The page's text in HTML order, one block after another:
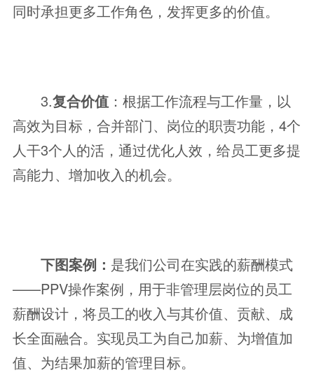
同时承担更多工作角色，发挥更多的价值。
3.复合价值 ：根据工作流程与工作量，以
高效为目标，合并部门、岗位的职责功能，4个
人干3个人的活，通过优化人效，给员工更多提
高能力、增加收入的机会。
下图案例： 是我们公司在实践的薪酬模式
——PPV操作案例，用于非管理层岗位的员工
薪酬设计，将员工的收入与其价值、贡献、成
长全面融合。实现员工为自己加薪、为增值加
值、为结果加薪的管理目标。